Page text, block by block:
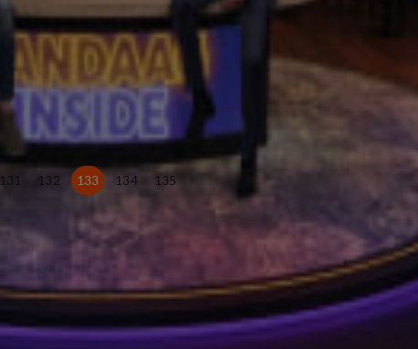
131 132 133 134 135